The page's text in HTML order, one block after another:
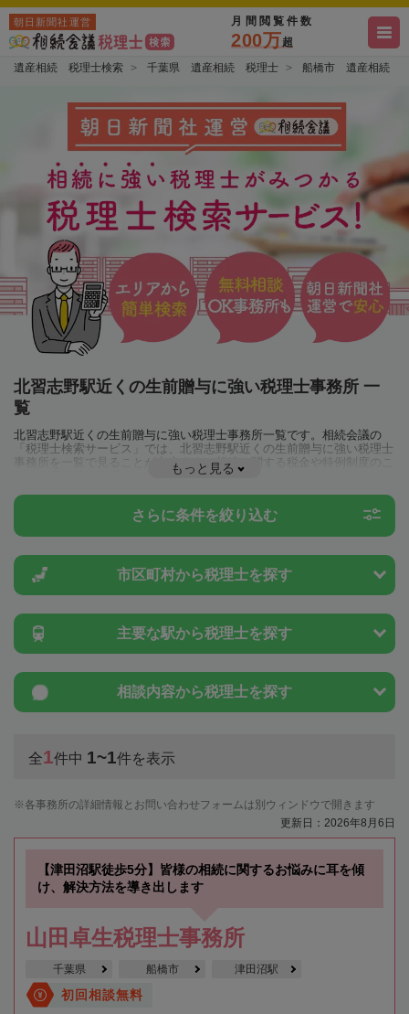
朝日新聞社運営 月間閲覧件数
200万超
遺産相続 税理士検索 千葉県 遺産相続 税理士 船橋市 遺産相続
北習志野駅近くの生前贈与に強い税理士事務所 一
覧
北習志野駅近くの生前贈与に強い税理士事務所一覧です。相続会議の
「税理士検索サービス」では、北習志野駅近くの生前贈与に強い税理士
事務所を一覧で見ることが出来ます。相続に関する税金や特例制度のこ
とは一度近隣の税理士に相談してみましょう。
もっと見る
さらに条件を絞り込む
市区町村から税理士を探す
主要な駅から税理士を探す
相談内容から税理士を探す
全1件中 1~1件を表示
各事務所の詳細情報とお問い合わせフォームは別ウィンドウで開きます
更新日：2026年8月6日
【津田沼駅徒歩5分】皆様の相続に関するお悩みに耳を傾
け、解決方法を導き出します
山田卓生税理士事務所
千葉県 船橋市 津田沼駅
初回相談無料